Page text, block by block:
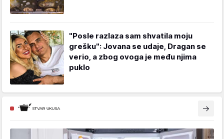
"Posle razlaza sam shvatila moju
grešku": Jovana se udaje, Dragan se
verio, a zbog ovoga je među njima
puklo